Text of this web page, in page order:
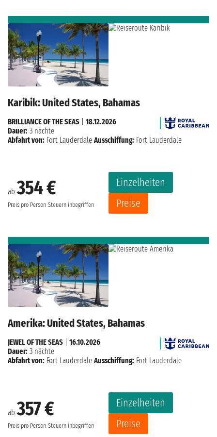
Karibik: United States, Bahamas
ab354 €
Preis pro Person Steuern inbegriffen
Einzelheiten
Preise
BRILLIANCE OF THE SEAS
18.12.2026
Dauer: 3 nächte
Abfahrt von: Fort Lauderdale Ausschiffung: Fort Lauderdale
Amerika: United States, Bahamas
ab357 €
Preis pro Person Steuern inbegriffen
Einzelheiten
Preise
JEWEL OF THE SEAS
16.10.2026
Dauer: 3 nächte
Abfahrt von: Fort Lauderdale Ausschiffung: Fort Lauderdale